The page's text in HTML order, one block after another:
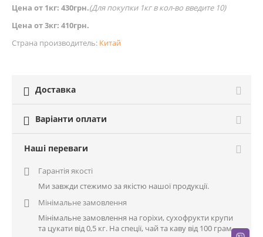
Цена от 1кг: 430грн.(Для покупки 1кг в кол-во введите 10)
Цена от 3кг: 410грн.
Страна производитель: Китай
 Доставка
 Варіанти оплати
Наші переваги

Гарантія якості
Ми завжди стежимо за якістю нашої продукції.

Мінімальне замовлення
Мінімальне замовлення на горіхи, сухофрукти крупи
та цукати від 0,5 кг. На спеції, чай та каву від 100 грам